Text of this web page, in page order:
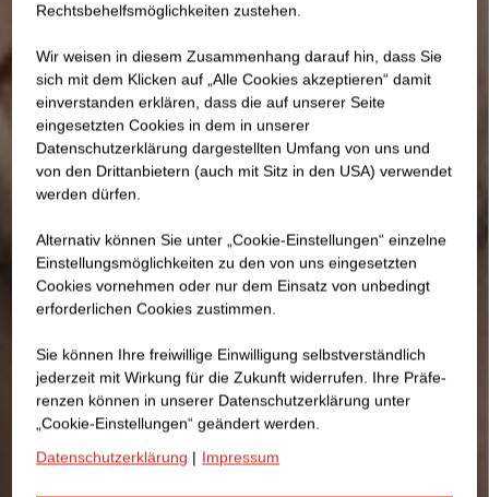
Rechtsbehelfsmöglichkeiten zustehen.
Wir weisen in diesem Zusammenhang darauf hin, dass Sie
sich mit dem Klicken auf „Alle Cookies akzeptieren“ damit
ein­ver­standen erklären, dass die auf unserer Seite
eingesetzten Cookies in dem in unserer
Datenschutzerklärung dargestellten Umfang von uns und
von den Drittanbietern (auch mit Sitz in den USA) verwendet
werden dürfen.
Alternativ können Sie unter „Cookie-Einstellungen“ einzelne
Einstellungsmöglichkeiten zu den von uns eingesetzten
Cookies vornehmen oder nur dem Einsatz von unbedingt
erforderlichen Cookies zustimmen.
Sie können Ihre freiwillige Einwilligung selbstverständlich
jederzeit mit Wirkung für die Zukunft widerrufen. Ihre Prä­fe­
renzen können in unserer Datenschutzerklärung unter
„Cookie-Einstellungen“ geändert werden.
Datenschutzerklärung | Impressum